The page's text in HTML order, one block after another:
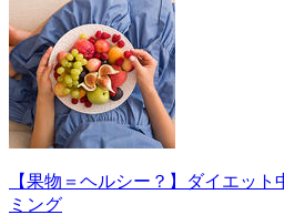
【果物＝ヘルシー？】ダイエッ
ミング